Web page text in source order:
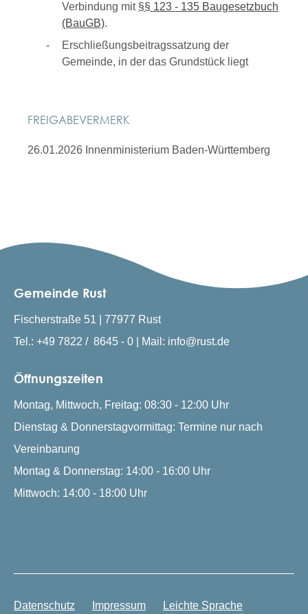
Verbindung mit §§ 123 - 135 Baugesetzbuch
(BauGB).
Erschließungsbeitragssatzung der
Gemeinde, in der das Grundstück liegt
FREIGABEVERMERK
26.01.2026 Innenministerium Baden-Württemberg
Gemeinde Rust
Fischerstraße 51 | 77977 Rust
Tel.: +49 7822 / 8645 - 0 | Mail: info@rust.de
Öffnungszeiten
Montag, Mittwoch, Freitag: 08:30 - 12:00 Uhr
Dienstag & Donnerstagvormittag: Termine nur nach
Vereinbarung
Montag & Donnerstag: 14:00 - 16:00 Uhr
Mittwoch: 14:00 - 18:00 Uhr
Datenschutz Impressum Leichte Sprache